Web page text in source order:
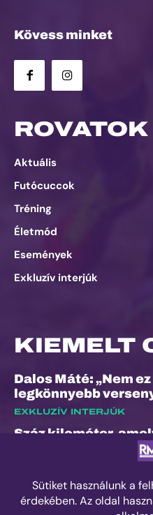
Kövess minket
ROVATOK
Aktuális
Futócuccok
Tréning
Életmód
Események
Exkluzív interjúk
KIEMELT
Dalos Máté: „Nem
legkönnyebb
EXKLUZÍV INTERJÚK
Száz kilométer,
Kilian Jornet
Sierre-Zinal